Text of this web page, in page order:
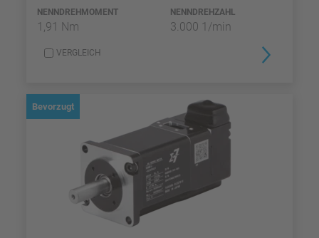
NENNDREHMOMENT
1,91 Nm
NENNDREHZAHL
3.000 1/min
VERGLEICH
Bevorzugt